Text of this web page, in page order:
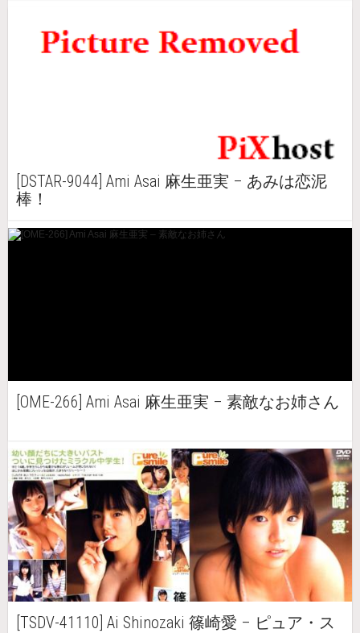
[DSTAR-9044] Ami Asai 麻生亜実 – あみは恋泥
棒！
[OME-266] Ami Asai 麻生亜実 – 素敵なお姉さん
[TSDV-41110] Ai Shinozaki 篠崎愛 – ピュア・ス